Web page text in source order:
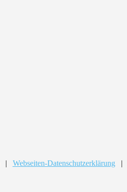
| Webseiten-Datenschutzerklärung |